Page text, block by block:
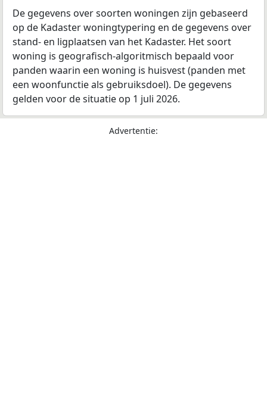
De gegevens over soorten woningen zijn gebaseerd
op de Kadaster woningtypering en de gegevens over
stand- en ligplaatsen van het Kadaster. Het soort
woning is geografisch-algoritmisch bepaald voor
panden waarin een woning is huisvest (panden met
een woonfunctie als gebruiksdoel). De gegevens
gelden voor de situatie op 1 juli 2026.
Advertentie: